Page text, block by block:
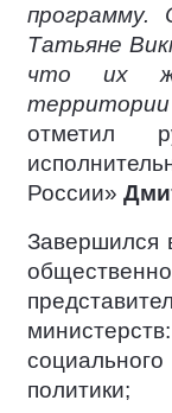
программу.
Татьяне
что их
отметил
России»
Завершился